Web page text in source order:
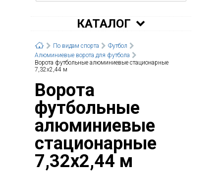
КАТАЛОГ
По видам спорта
Футбол
Алюминиевые ворота для футбола
Ворота футбольные алюминиевые стационарные
7,32х2,44 м
Ворота
футбольные
алюминиевые
стационарные
7,32х2,44 м